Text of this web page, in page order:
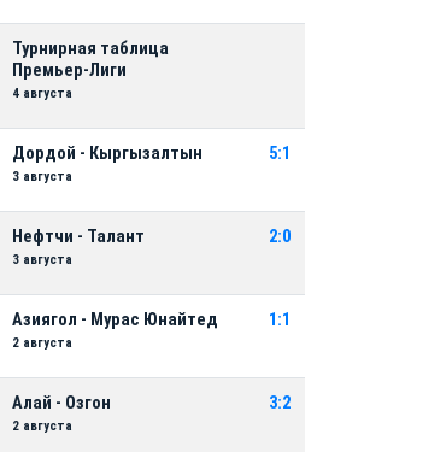
Турнирная таблица
Премьер-Лиги
4 августа
Дордой - Кыргызалтын
3 августа
5:1
Нефтчи - Талант
3 августа
2:0
Азиягол - Мурас Юнайтед
2 августа
1:1
Алай - Озгон
2 августа
3:2